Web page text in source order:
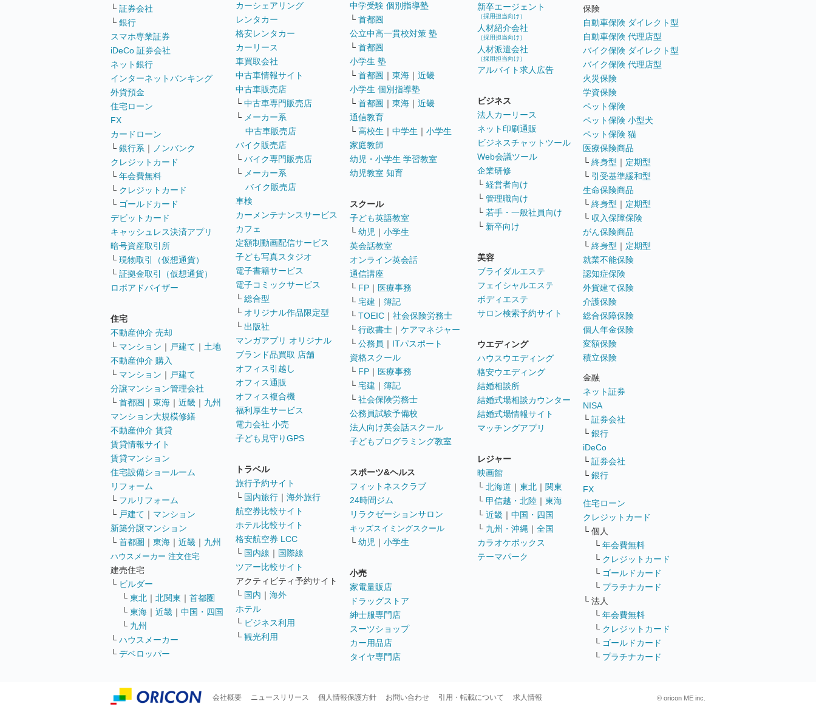
└ 証券会社
└ 銀行
スマホ専業証券
iDeCo 証券会社
ネット銀行
インターネットバンキング
外貨預金
住宅ローン
FX
カードローン
└ 銀行系 ｜
ノンバンク
クレジットカード
└ 年会費無料
└ クレジットカード
└ ゴールドカード
デビットカード
キャッシュレス決済アプリ
暗号資産取引所
└ 現物取引（仮想通貨）
└ 証拠金取引（仮想通貨）
ロボアドバイザー
住宅
不動産仲介 売却
└ マンション ｜ 戸建て ｜ 土地
不動産仲介 購入
└ マンション ｜ 戸建て
分譲マンション管理会社
└ 首都圏 ｜ 東海 ｜ 近畿 ｜ 九州
マンション大規模修繕
不動産仲介 賃貸
賃貸情報サイト
賃貸マンション
住宅設備ショールーム
リフォーム
└ フルリフォーム
└ 戸建て ｜ マンション
新築分譲マンション
└ 首都圏 ｜ 東海 ｜ 近畿 ｜ 九州
ハウスメーカー 注文住宅
建売住宅
└ ビルダー
└ 東北 ｜ 北関東 ｜ 首都圏
└ 東海 ｜ 近畿 ｜ 中国・四国
└ 九州
└ ハウスメーカー
└ デベロッパー
カーシェアリング
レンタカー
格安レンタカー
カーリース
車買取会社
中古車情報サイト
中古車販売店
└ 中古車専門販売店
└ メーカー系
中古車販売店
バイク販売店
└ バイク専門販売店
└ メーカー系
バイク販売店
車検
カーメンテナンスサービス
カフェ
定額制動画配信サービス
子ども写真スタジオ
電子書籍サービス
電子コミックサービス
└ 総合型
└ オリジナル作品限定型
└ 出版社
マンガアプリ オリジナル
ブランド品買取 店舗
オフィス引越し
オフィス通販
オフィス複合機
福利厚生サービス
電力会社 小売
子ども見守りGPS
トラベル
旅行予約サイト
└ 国内旅行 ｜ 海外旅行
航空券比較サイト
ホテル比較サイト
格安航空券 LCC
└ 国内線 ｜ 国際線
ツアー比較サイト
アクティビティ予約サイト
└ 国内 ｜ 海外
ホテル
└ ビジネス利用
└ 観光利用
中学受験 個別指導塾
└ 首都圏
公立中高一貫校対策 塾
└ 首都圏
小学生 塾
└ 首都圏 ｜ 東海 ｜ 近畿
小学生 個別指導塾
└ 首都圏 ｜ 東海 ｜ 近畿
通信教育
└ 高校生 ｜ 中学生 ｜ 小学生
家庭教師
幼児・小学生 学習教室
幼児教室 知育
スクール
子ども英語教室
└ 幼児 ｜ 小学生
英会話教室
オンライン英会話
通信講座
└ FP ｜ 医療事務
└ 宅建 ｜ 簿記
└ TOEIC ｜ 社会保険労務士
└ 行政書士 ｜ ケアマネジャー
└ 公務員 ｜ ITパスポート
資格スクール
└ FP ｜ 医療事務
└ 宅建 ｜ 簿記
└ 社会保険労務士
公務員試験予備校
法人向け英会話スクール
子どもプログラミング教室
スポーツ&ヘルス
フィットネスクラブ
24時間ジム
リラクゼーションサロン
キッズスイミングスクール
└ 幼児 ｜ 小学生
小売
家電量販店
ドラッグストア
紳士服専門店
スーツショップ
カー用品店
タイヤ専門店
新卒エージェント
（採用担当向け）
人材紹介会社
（採用担当向け）
人材派遣会社
（採用担当向け）
アルバイト求人広告
ビジネス
法人カーリース
ネット印刷通販
ビジネスチャットツール
Web会議ツール
企業研修
└ 経営者向け
└ 管理職向け
└ 若手・一般社員向け
└ 新卒向け
美容
ブライダルエステ
フェイシャルエステ
ボディエステ
サロン検索予約サイト
ウエディング
ハウスウエディング
格安ウエディング
結婚相談所
結婚式場相談カウンター
結婚式場情報サイト
マッチングアプリ
レジャー
映画館
└ 北海道 ｜ 東北 ｜ 関東
└ 甲信越・北陸 ｜ 東海
└ 近畿 ｜ 中国・四国
└ 九州・沖縄 ｜ 全国
カラオケボックス
テーマパーク
保険
自動車保険 ダイレクト型
自動車保険 代理店型
バイク保険 ダイレクト型
バイク保険 代理店型
火災保険
学資保険
ペット保険
ペット保険 小型犬
ペット保険 猫
医療保険商品
└ 終身型 ｜ 定期型
└ 引受基準緩和型
生命保険商品
└ 終身型 ｜ 定期型
└ 収入保障保険
がん保険商品
└ 終身型 ｜ 定期型
就業不能保険
認知症保険
外貨建て保険
介護保険
総合保障保険
個人年金保険
変額保険
積立保険
金融
ネット証券
NISA
└ 証券会社
└ 銀行
iDeCo
└ 証券会社
└ 銀行
FX
住宅ローン
クレジットカード
└ 個人
└ 年会費無料
└ クレジットカード
└ ゴールドカード
└ プラチナカード
└ 法人
└ 年会費無料
└ クレジットカード
└ ゴールドカード
└ プラチナカード
会社概要 ニュースリリース 個人情報保護方針 お問い合わせ 引用・転載について 求人情報 © oricon ME inc.